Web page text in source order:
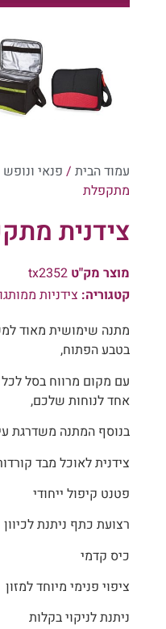
עמוד הבית/פנאי ונופש/
מתקפלת
צידנית
מוצר מק"טtx2352
קטגוריה:צידניות ממותגות
מתנה שימושית מאוד
בטבע הפתוח,
עם מקום מרווח בסל לכל
אחד לנוחות שלכם,
בנוסף המתנה משדרגת
צידנית לאוכל מבד קורדורה
פטנט קיפול ייחודי
רצועת כתף ניתנת לכיוון
כיס קדמי
ציפוי פנימי מיוחד למזון
ניתנת לניקוי בקלות